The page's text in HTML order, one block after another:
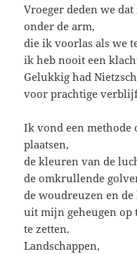
Vroeger deden we
onder de arm,
die ik voorlas als we
ik heb nooit een
Gelukkig had
voor prachtige
Ik vond een methode
plaatsen,
de kleuren van de
de omkrullende
de woudreuzen en de
uit mijn geheugen op
te zetten.
Landschappen,